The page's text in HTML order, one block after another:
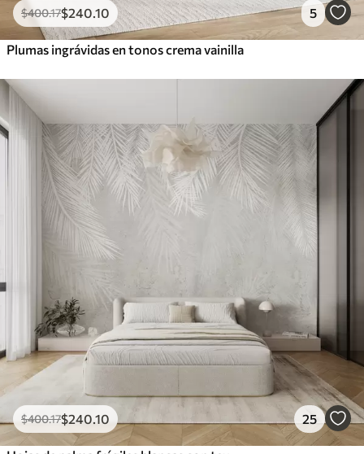
$400.17$240 .10 5
Plumas ingrávidas en tonos crema vainilla
$400.17$240 .10 25